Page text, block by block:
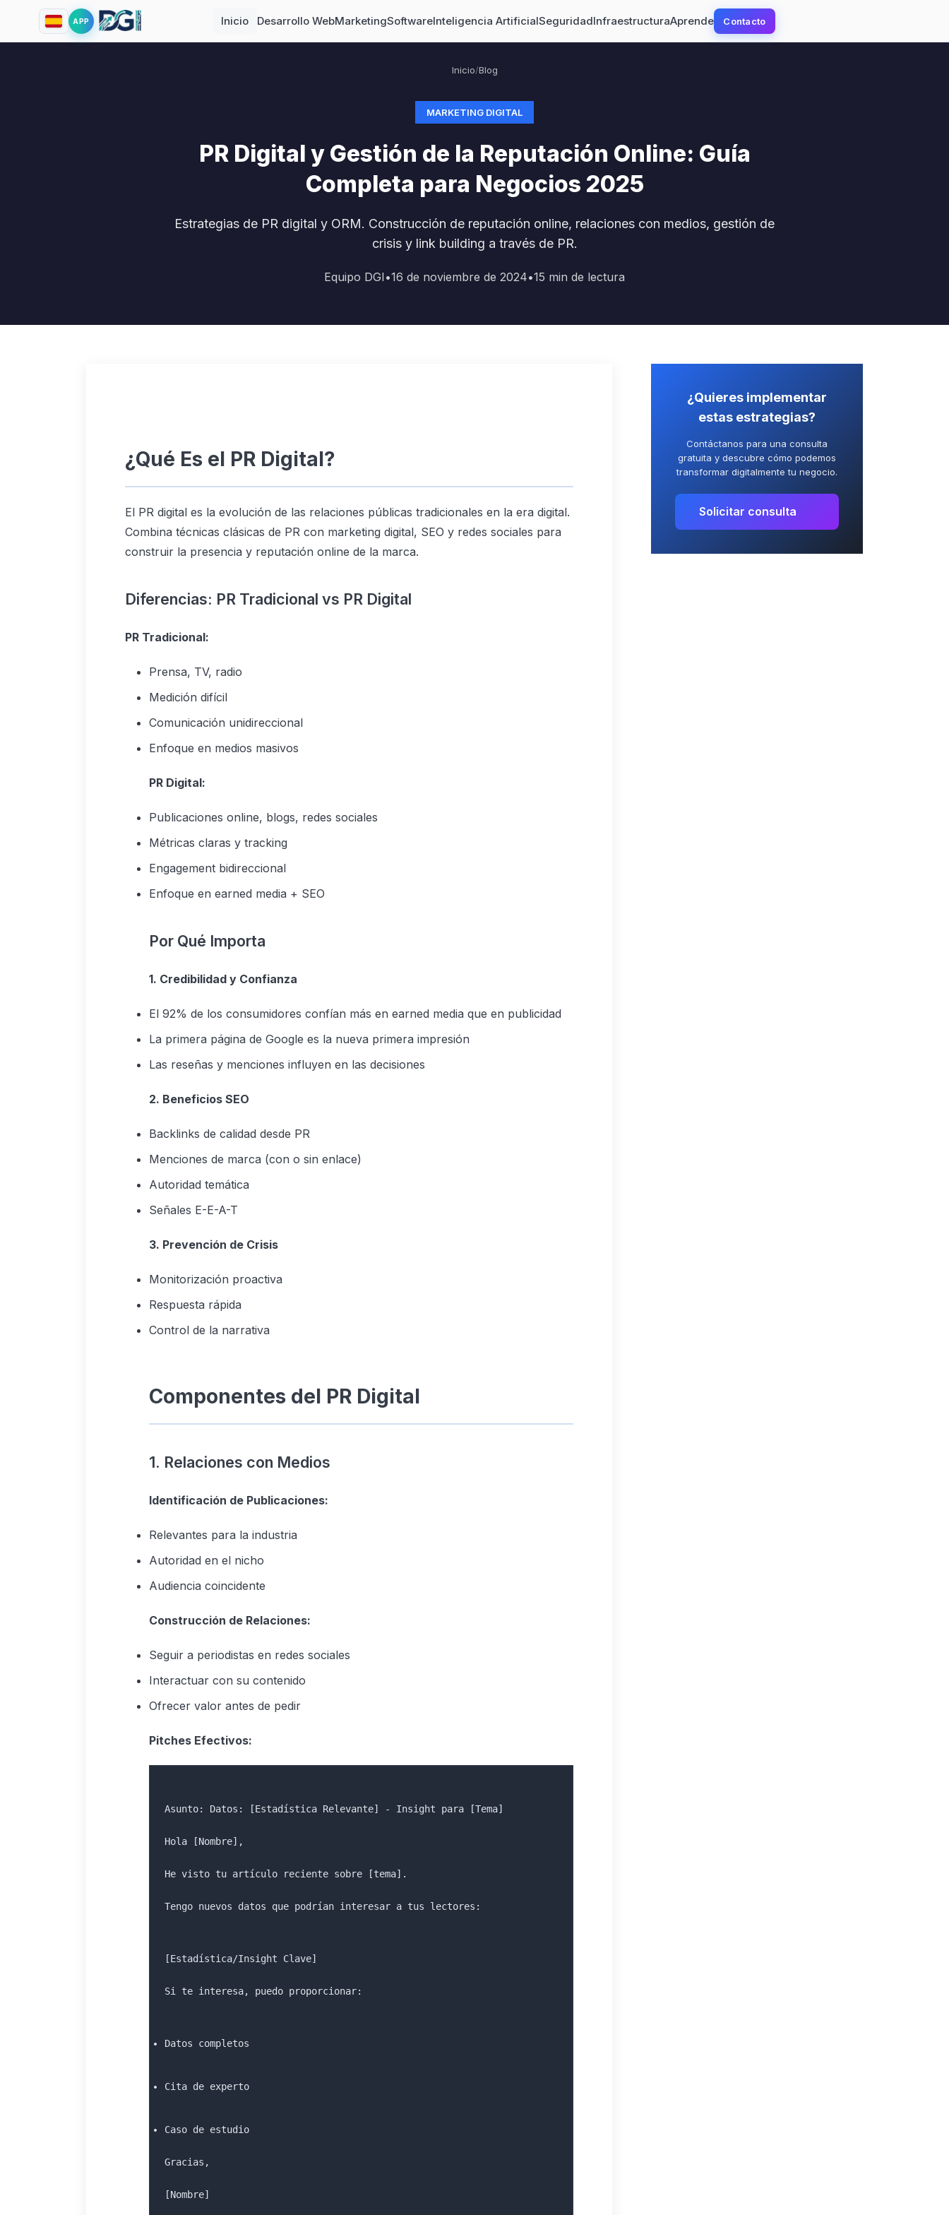
APP Inicio Desarrollo WebMarketingSoftwareInteligencia ArtificialSeguridadInfraestructuraAprende Contacto
Inicio/Blog
MARKETING DIGITAL
PR Digital y Gestión de la Reputación Online: Guía
Completa para Negocios 2025
Estrategias de PR digital y ORM. Construcción de reputación online, relaciones con medios, gestión de
crisis y link building a través de PR.
Equipo DGI •16 de noviembre de 2024•15 min de lectura
¿Qué Es el PR Digital?
El PR digital es la evolución de las relaciones públicas tradicionales en la era digital.
Combina técnicas clásicas de PR con marketing digital, SEO y redes sociales para
construir la presencia y reputación online de la marca.
Diferencias: PR Tradicional vs PR Digital
PR Tradicional:
Prensa, TV, radio
Medición difícil
Comunicación unidireccional
Enfoque en medios masivos
PR Digital:
Publicaciones online, blogs, redes sociales
Métricas claras y tracking
Engagement bidireccional
Enfoque en earned media + SEO
Por Qué Importa
1. Credibilidad y Confianza
El 92% de los consumidores confían más en earned media que en publicidad
La primera página de Google es la nueva primera impresión
Las reseñas y menciones influyen en las decisiones
2. Beneficios SEO
Backlinks de calidad desde PR
Menciones de marca (con o sin enlace)
Autoridad temática
Señales E-E-A-T
3. Prevención de Crisis
Monitorización proactiva
Respuesta rápida
Control de la narrativa
Componentes del PR Digital
1. Relaciones con Medios
Identificación de Publicaciones:
Relevantes para la industria
Autoridad en el nicho
Audiencia coincidente
Construcción de Relaciones:
Seguir a periodistas en redes sociales
Interactuar con su contenido
Ofrecer valor antes de pedir
Pitches Efectivos:
Asunto: Datos: [Estadística Relevante] - Insight para [Tema]
Hola [Nombre],
He visto tu artículo reciente sobre [tema].
Tengo nuevos datos que podrían interesar a tus lectores:
[Estadística/Insight Clave]
Si te interesa, puedo proporcionar:
Datos completos
Cita de experto
Caso de estudio
[Nombre]
¿Quieres implementar
estas estrategias?
Contáctanos para una consulta
gratuita y descubre cómo podemos
transformar digitalmente tu negocio.
Solicitar consulta